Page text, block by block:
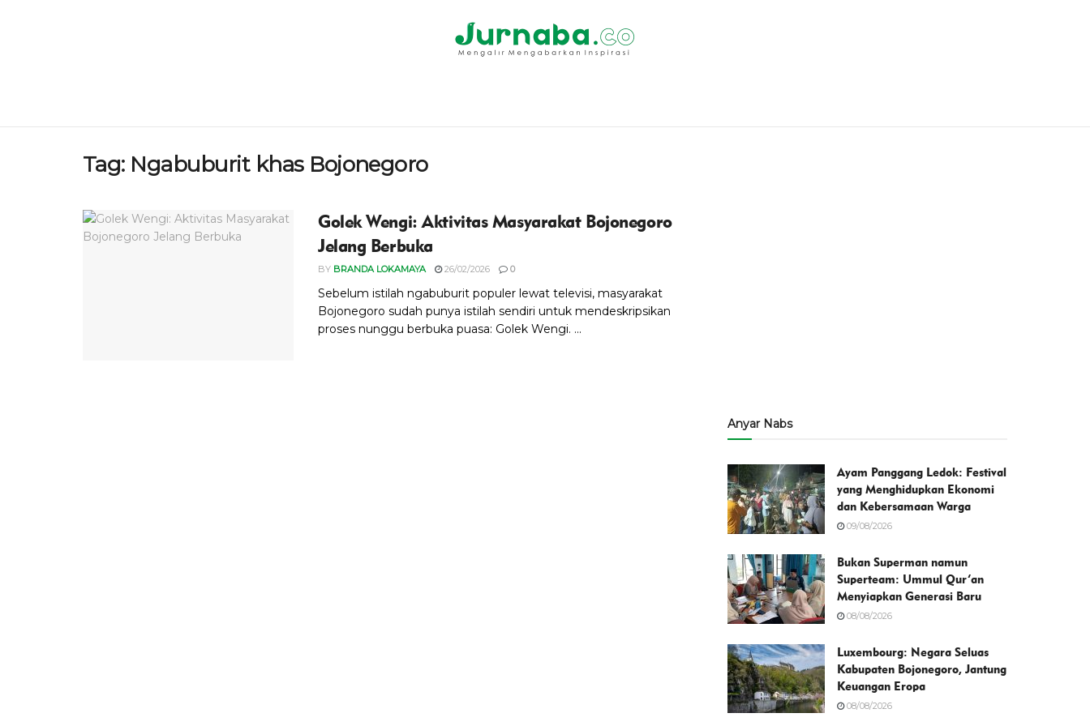
Tag: Ngabuburit khas Bojonegoro
Golek Wengi: Aktivitas Masyarakat Bojonegoro
Jelang Berbuka
BY BRANDA LOKAMAYA 26/02/2026 0
Sebelum istilah ngabuburit populer lewat televisi, masyarakat
Bojonegoro sudah punya istilah sendiri untuk mendeskripsikan
proses nunggu berbuka puasa: Golek Wengi. ...
Anyar Nabs
Ayam Panggang Ledok: Festival
yang Menghidupkan Ekonomi
dan Kebersamaan Warga
09/08/2026
Bukan Superman namun
Superteam: Ummul Qur’an
Menyiapkan Generasi Baru
08/08/2026
Luxembourg: Negara Seluas
Kabupaten Bojonegoro, Jantung
Keuangan Eropa
08/08/2026